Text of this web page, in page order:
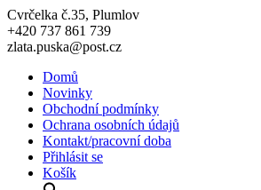
Cvrčelka č.35, Plumlov
+420 737 861 739
zlata.puska@post.cz
Domů
Novinky
Obchodní podmínky
Ochrana osobních údajů
Kontakt/pracovní doba
Přihlásit se
Košík